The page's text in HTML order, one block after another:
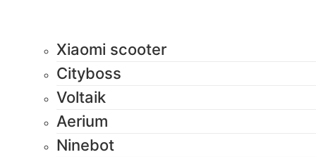
Xiaomi scooter
Cityboss
Voltaik
Aerium
Ninebot